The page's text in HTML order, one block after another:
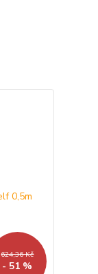
624,36 Kč
- 51 %